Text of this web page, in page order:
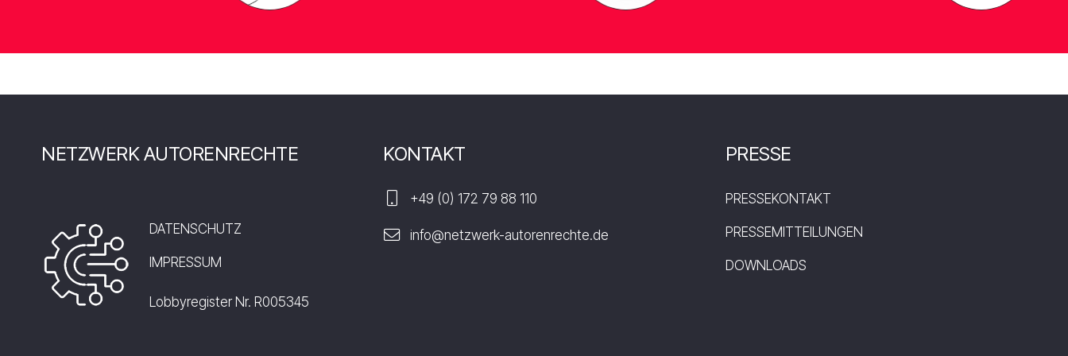
NETZWERK AUTORENRECHTE
DATENSCHUTZ
IMPRESSUM
Lobbyregister Nr. R005345
KONTAKT
+49 (0) 172 79 88 110
info@netzwerk-autorenrechte.de
PRESSE
PRESSEKONTAKT
PRESSEMITTEILUNGEN
DOWNLOADS